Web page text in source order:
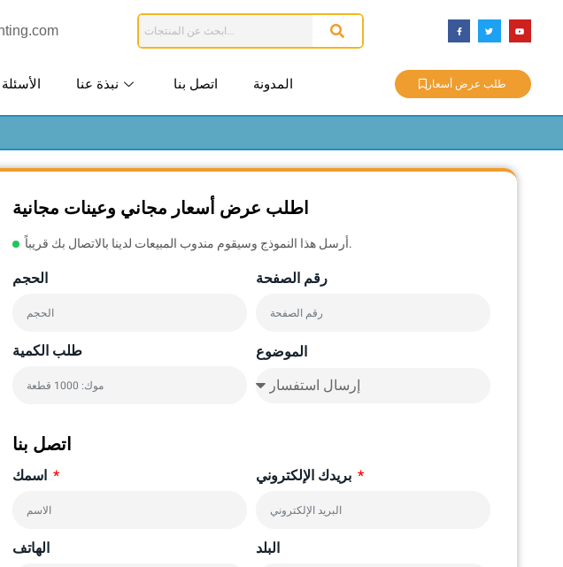
نبذة عنا اتصل بنا المدونة طلب عرض أسعار
اطلب عرض أسعار مجاني وعينات مجانية
أرسل هذا النموذج وسيقوم مندوب المبيعات لدينا بالاتصال بك قريباً.
الحجم رقم الصفحة
طلب الكمية الموضوع
اتصل بنا
الهاتف البلد